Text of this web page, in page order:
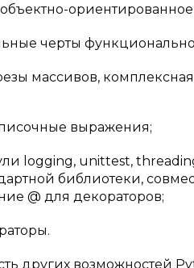
черты
массивов,
выражения;
logging, unittest,
библиотеки,
@ для декораторов;
других возможностей